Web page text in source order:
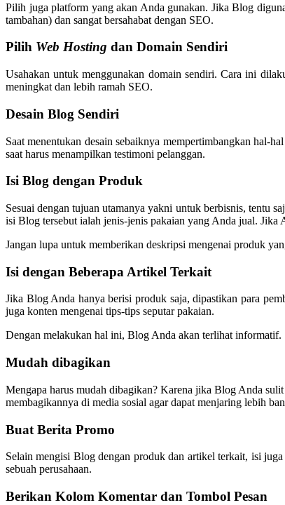
Pilih juga platform yang akan Anda gunakan. Jika Blog
tambahan) dan sangat bersahabat dengan SEO.
Pilih Web Hosting dan Domain Sendiri
Usahakan untuk menggunakan domain sendiri. Cara ini
meningkat dan lebih ramah SEO.
Desain Blog Sendiri
Saat menentukan desain sebaiknya mempertimbangkan hal-
saat harus menampilkan testimoni pelanggan.
Isi Blog dengan Produk
Sesuai dengan tujuan utamanya yakni untuk berbisnis, tentu
isi Blog tersebut ialah jenis-jenis pakaian yang Anda jual. Jika
Jangan lupa untuk memberikan deskripsi mengenai produk
Isi dengan Beberapa Artikel Terkait
Jika Blog Anda hanya berisi produk saja, dipastikan para
juga konten mengenai tips-tips seputar pakaian.
Dengan melakukan hal ini, Blog Anda akan terlihat informatif.
Mudah dibagikan
Mengapa harus mudah dibagikan? Karena jika Blog Anda
membagikannya di media sosial agar dapat menjaring lebih
Buat Berita Promo
Selain mengisi Blog dengan produk dan artikel terkait, isi
sebuah perusahaan.
Berikan Kolom Komentar dan Tombol Pesan